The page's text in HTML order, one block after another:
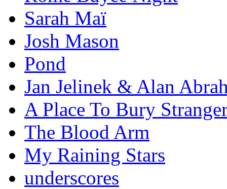
Sarah Maï
Josh Mason
Pond
Jan Jelinek & Alan
A Place To Bury
The Blood Arm
My Raining Stars
underscores